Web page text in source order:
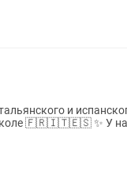
и испанского языков 🌍
язык • итальянский